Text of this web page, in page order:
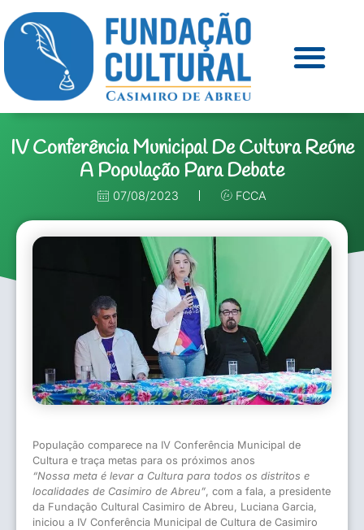
IV Conferência Municipal De Cultura Reúne
A População Para Debate
07/08/2023 FCCA
População comparece na IV Conferência Municipal de
Cultura e traça metas para os próximos anos
“Nossa meta é levar a Cultura para todos os distritos e
localidades de Casimiro de Abreu”, com a fala, a presidente
da Fundação Cultural Casimiro de Abreu, Luciana Garcia,
iniciou a IV Conferência Municipal de Cultura de Casimiro